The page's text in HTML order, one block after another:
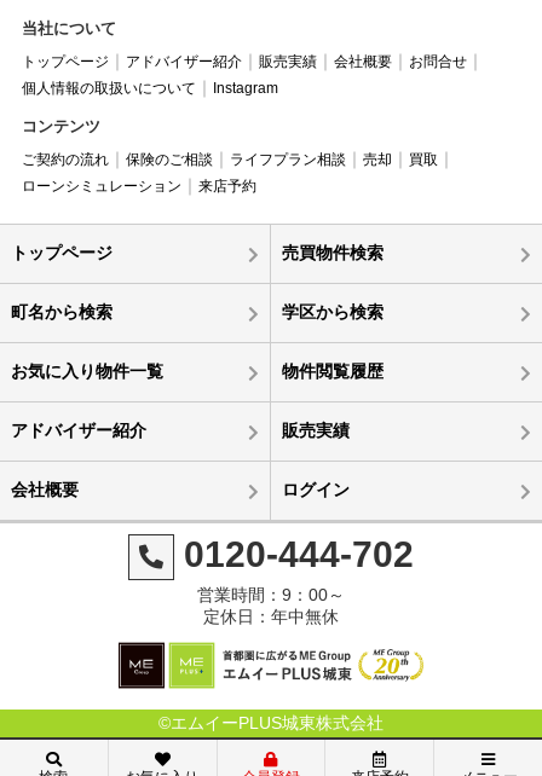
当社について
トップページ アドバイザー紹介 販売実績 会社概要
お問合せ
個人情報の取扱いについて
Instagram
コンテンツ
ご契約の流れ 保険のご相談 ライフプラン相談 売却
買取
ローンシミュレーション
来店予約
トップページ 売買物件検索
町名から検索 学区から検索
お気に入り物件一覧 物件閲覧履歴
アドバイザー紹介 販売実績
会社概要 ログイン
0120-444-702
営業時間：9：00～
定休日：年中無休
©エムイーPLUS城東株式会社